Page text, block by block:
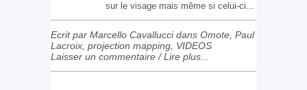
sur le visage mais même si celui-ci...
Ecrit par Marcello Cavallucci dans Omote Paul
Lacroix projection mapping VIDEOS
Laisser un commentaire /Lire plus...